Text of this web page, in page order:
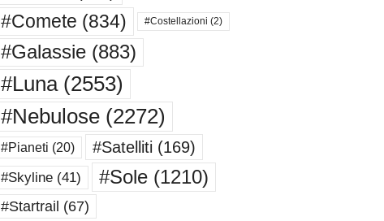
#Comete (834) #Costellazioni (2)
#Galassie(883)
#Luna(2553)
#Nebulose(2272)
#Pianeti (20) #Satelliti (169)
#Skyline(41) #Sole(1210)
#Startrail (67)